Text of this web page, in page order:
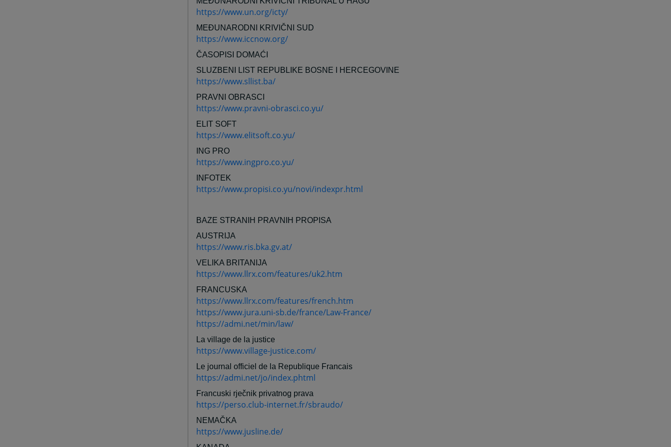
https://www.un.org/icty/
MEĐUNARODNI KRIVIČNI SUD
https://www.iccnow.org/
ČASOPISI DOMAĆI
SLUZBENI LIST REPUBLIKE BOSNE I HERCEGOVINE
https://www.sllist.ba/
PRAVNI OBRASCI
https://www.pravni-obrasci.co.yu/
ELIT SOFT
https://www.elitsoft.co.yu/
ING PRO
https://www.ingpro.co.yu/
INFOTEK
https://www.propisi.co.yu/novi/indexpr.html
BAZE STRANIH PRAVNIH PROPISA
AUSTRIJA
https://www.ris.bka.gv.at/
VELIKA BRITANIJA
https://www.llrx.com/features/uk2.htm
FRANCUSKA
https://www.llrx.com/features/french.htm
https://www.jura.uni-sb.de/france/Law-France/
https://admi.net/min/law/
La village de la justice
https://www.village-justice.com/
Le journal officiel de la Republique Francais
https://admi.net/jo/index.phtml
Francuski rječnik privatnog prava
https://perso.club-internet.fr/sbraudo/
NEMAČKA
https://www.jusline.de/